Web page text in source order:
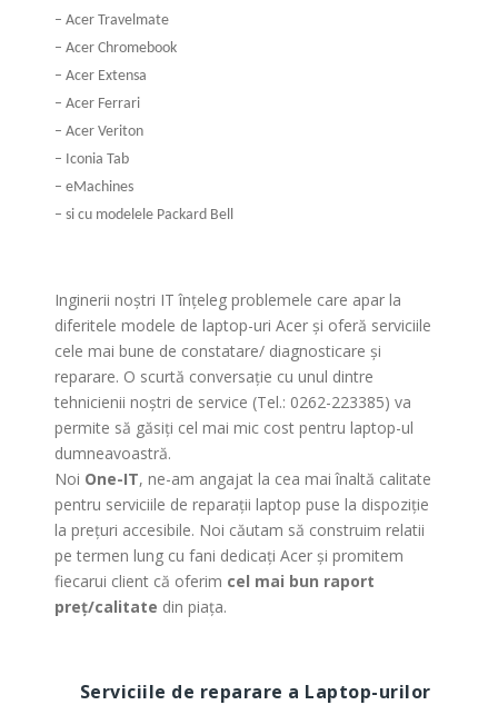
– Acer Travelmate
– Acer Chromebook
– Acer Extensa
– Acer Ferrari
– Acer Veriton
– Iconia Tab
– eMachines
– si cu modelele Packard Bell
Inginerii noștri IT înțeleg problemele care apar la
diferitele modele de laptop-uri Acer și oferă serviciile
cele mai bune de constatare/ diagnosticare și
reparare. O scurtă conversație cu unul dintre
tehnicienii noștri de service (Tel.: 0262-223385) va
permite să găsiți cel mai mic cost pentru laptop-ul
dumneavoastră.
Noi One-IT, ne-am angajat la cea mai înaltă calitate
pentru serviciile de reparații laptop puse la dispoziție
la prețuri accesibile. Noi căutam să construim relatii
pe termen lung cu fani dedicați Acer și promitem
fiecarui client că oferim cel mai bun raport
preț/calitate din piața.
Serviciile de reparare a Laptop-urilor